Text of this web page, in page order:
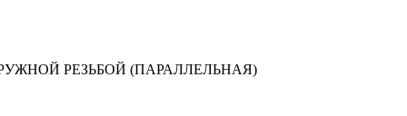
РЕЗЬБОЙ (ПАРАЛЛЕЛЬНАЯ)